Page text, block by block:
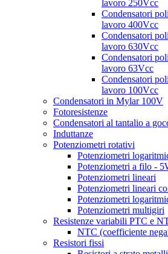
lavoro 250Vcc
Condensatori
lavoro 400Vcc
Condensatori
lavoro 630Vcc
Condensatori
lavoro 63Vcc
Condensatori
lavoro 100Vcc
Condensatori in Mylar 100V
Fotoresistenze
Condensatori al tantalio a
Induttanze
Potenziometri rotativi
Potenziometri
Potenziometri a filo -
Potenziometri lineari
Potenziometri lineari
Potenziometri
Potenziometri multigiri
Resistenze variabili PTC e
NTC (coefficiente
Resistori fissi